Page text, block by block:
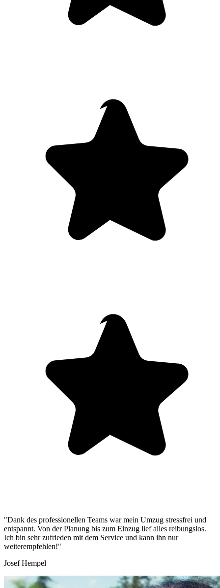
"Dank des professionellen Teams war mein Umzug stressfrei und
entspannt. Von der Planung bis zum Einzug lief alles reibungslos.
Ich bin sehr zufrieden mit dem Service und kann ihn nur
weiterempfehlen!"
Josef Hempel